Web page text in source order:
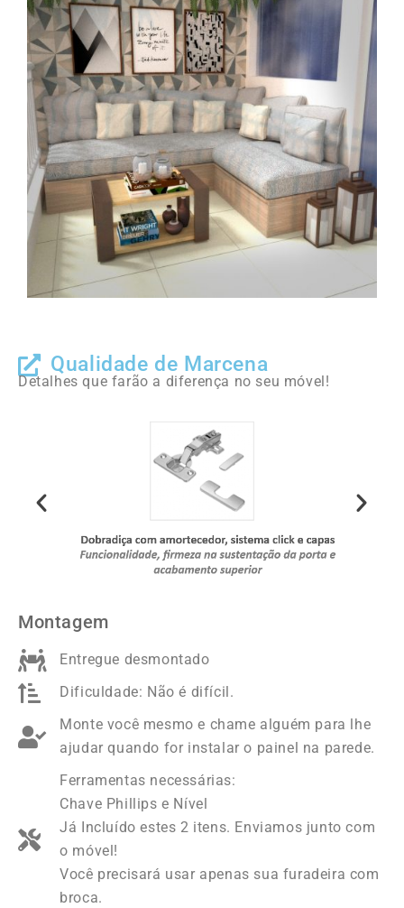
Qualidade de Marcena
Detalhes que farão a diferença no seu móvel!
Montagem
Entregue desmontado
Dificuldade: Não é difícil.
Monte você mesmo e chame alguém para lhe
ajudar quando for instalar o painel na parede.
Ferramentas necessárias:
Chave Phillips e Nível
Já Incluído estes 2 itens. Enviamos junto com
o móvel!
Você precisará usar apenas sua furadeira com
broca.